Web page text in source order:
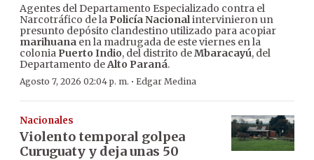
Agentes del Departamento Especializado contra el
Narcotráfico de la Policía Nacionalintervinieron un
presunto depósito clandestino utilizado para acopiar
marihuana en la madrugada de este viernes en la
colonia Puerto Indio, del distrito deMbaracayú, del
Departamento deAlto Paraná.
Agosto 7, 2026 02:04 p. m. · Edgar Medina
Nacionales
Violento temporal golpea
Curuguaty y deja unas 50